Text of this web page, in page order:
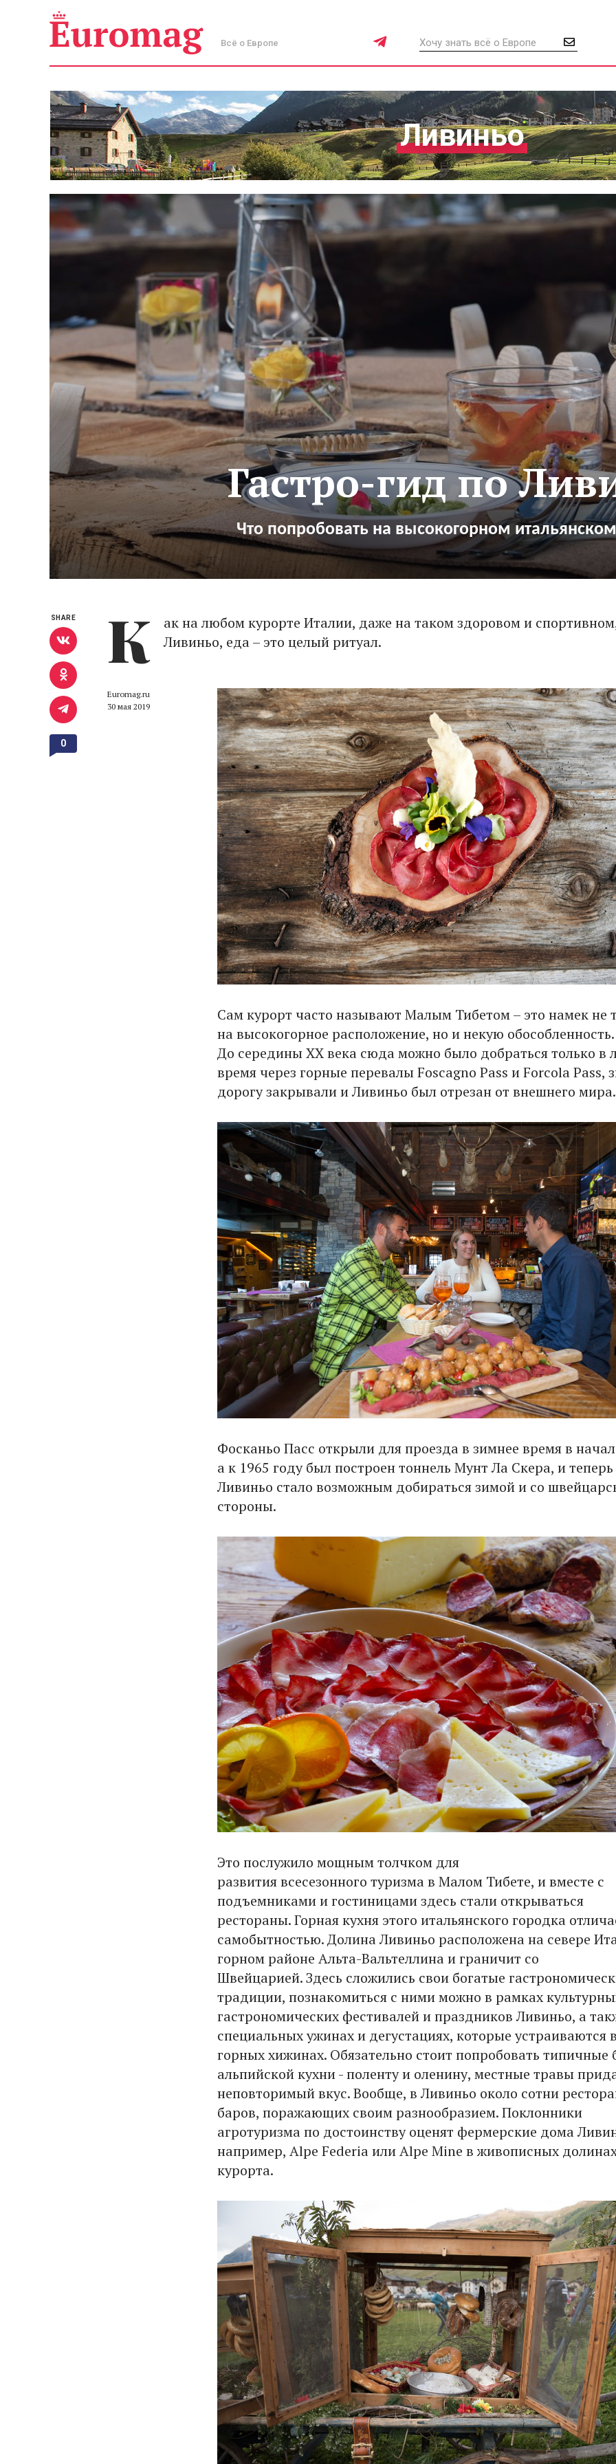
Всё о Европе
Ливиньо
Гастро-гид по
Что попробовать на высокогорном
К
ак на любом курорте Италии, даже на таком здоровом и
Ливиньо, еда – это целый ритуал.
Euromag.ru
30 мая 2019
Сам курорт часто называют Малым Тибетом – это намек не
на высокогорное расположение, но и некую обособленность.
До середины XX века сюда можно было добраться только в
время через горные перевалы Foscagno Pass и Forcola Pass,
дорогу закрывали и Ливиньо был отрезан от внешнего мира.
Фосканьо Пасс открыли для проезда в зимнее время в
а к 1965 году был построен тоннель Мунт Ла Скера, и
Ливиньо стало возможным добираться зимой и со
стороны.
Это послужило мощным толчком для
развития всесезонного туризма в Малом Тибете, и вместе с
подъемниками и гостиницами здесь стали открываться
рестораны. Горная кухня этого итальянского городка
самобытностью. Долина Ливиньо расположена на севере
горном районе Альта-Вальтеллина и граничит со
Швейцарией. Здесь сложились свои богатые
традиции, познакомиться с ними можно в рамках
гастрономических фестивалей и праздников Ливиньо, а
специальных ужинах и дегустациях, которые устраиваются
горных хижинах. Обязательно стоит попробовать
альпийской кухни - поленту и оленину, местные травы
неповторимый вкус. Вообще, в Ливиньо около сотни
баров, поражающих своим разнообразием. Поклонники
агротуризма по достоинству оценят фермерские дома
например, Alpe Federia или Alpe Mine в живописных
курорта.
SHARE
0